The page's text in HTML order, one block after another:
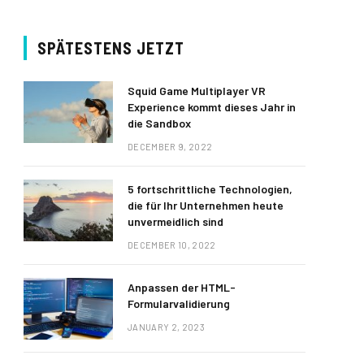
SPÄTESTENS JETZT
Squid Game Multiplayer VR
Experience kommt dieses Jahr in
die Sandbox
DECEMBER 9, 2022
5 fortschrittliche Technologien,
die für Ihr Unternehmen heute
unvermeidlich sind
DECEMBER 10, 2022
Anpassen der HTML-
Formularvalidierung
JANUARY 2, 2023